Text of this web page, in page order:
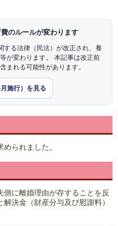
のルールが変わります
する法律（民法）が改正され、養
が変わります。 本記事は改正前
まれる可能性があります。
施行）を見る
られました。
に離婚理由が存することを反
決金（財産分与及び慰謝料）